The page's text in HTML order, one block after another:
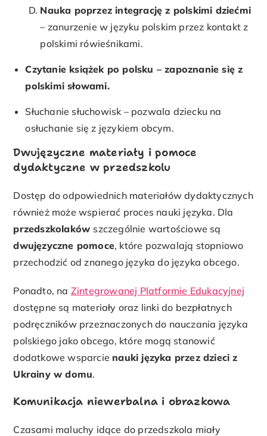
Nauka poprzez integrację z polskimi dziećmi
– zanurzenie w języku polskim przez kontakt z
polskimi rówieśnikami.
Czytanie książek po polsku – zapoznanie się z
polskimi słowami.
Słuchanie słuchowisk – pozwala dziecku na
osłuchanie się z językiem obcym.
Dwujęzyczne materiały i pomoce
dydaktyczne w przedszkolu
Dostęp do odpowiednich materiałów dydaktycznych
również może wspierać proces nauki języka. Dla
przedszkolaków szczególnie wartościowe są
dwujęzyczne pomoce, które pozwalają stopniowo
przechodzić od znanego języka do języka obcego.
Ponadto, na Zintegrowanej Platformie Edukacyjnej
dostępne są materiały oraz linki do bezpłatnych
podręczników przeznaczonych do nauczania języka
polskiego jako obcego, które mogą stanowić
dodatkowe wsparcie nauki języka przez dzieci z
Ukrainy w domu.
Komunikacja niewerbalna i obrazkowa
Czasami maluchy idące do przedszkola miały